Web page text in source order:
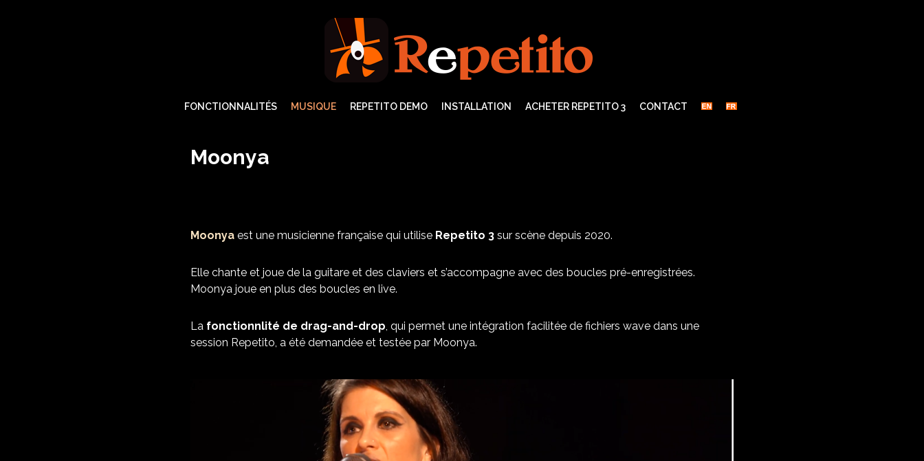
FONCTIONNALITÉS MUSIQUE REPETITO DEMO INSTALLATION ACHETER REPETITO 3 CONTACT
Moonya
Moonya est une musicienne française qui utilise Repetito 3 sur scène depuis 2020.
Elle chante et joue de la guitare et des claviers et s’accompagne avec des boucles pré-enregistrées.
Moonya joue en plus des boucles en live.
La fonctionnlité de drag-and-drop, qui permet une intégration facilitée de fichiers wave dans une
session Repetito, a été demandée et testée par Moonya.